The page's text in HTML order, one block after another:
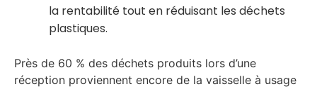
la rentabilité tout en réduisant les déchets
plastiques.
Près de 60 % des déchets produits lors d’une
réception proviennent encore de la vaisselle à usage